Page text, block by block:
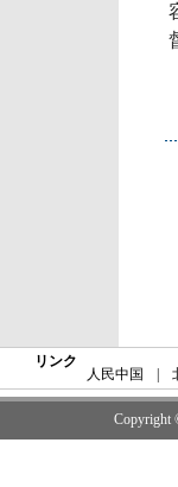
リンク
人民中国
Copyright